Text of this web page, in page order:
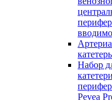
Набор
Pevea